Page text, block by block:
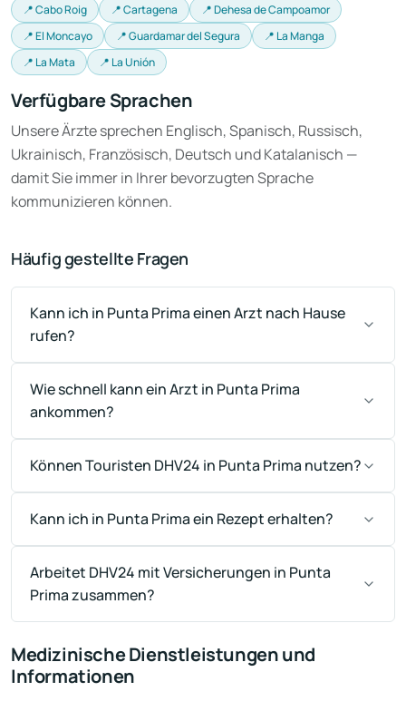
📍 Cabo Roig 📍 Cartagena
📍 Dehesa de Campoamor
📍 El Moncayo
📍 Guardamar del Segura
📍 La Manga
📍 La Mata
📍 La Unión
Verfügbare Sprachen
Unsere Ärzte sprechen Englisch, Spanisch, Russisch,
Ukrainisch, Französisch, Deutsch und Katalanisch —
damit Sie immer in Ihrer bevorzugten Sprache
kommunizieren können.
Häufig gestellte Fragen
Kann ich in Punta Prima einen Arzt nach Hause
rufen?
Wie schnell kann ein Arzt in Punta Prima
ankommen?
Können Touristen DHV24 in Punta Prima nutzen?
Kann ich in Punta Prima ein Rezept erhalten?
Arbeitet DHV24 mit Versicherungen in Punta
Prima zusammen?
Medizinische Dienstleistungen und
Informationen